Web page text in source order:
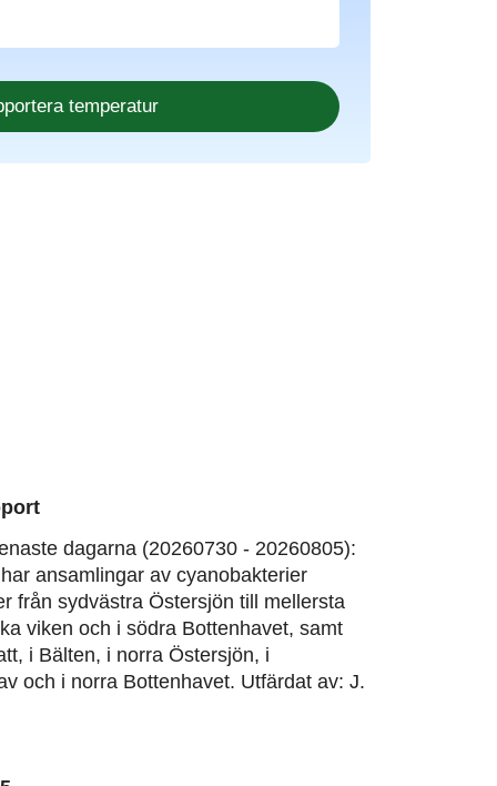
dagarna (20260730 - 20260805):
ansamlingar av cyanobakterier
från sydvästra Östersjön till mellersta
viken och i södra Bottenhavet, samt
i Bälten, i norra Östersjön, i
och i norra Bottenhavet. Utfärdat av: J.